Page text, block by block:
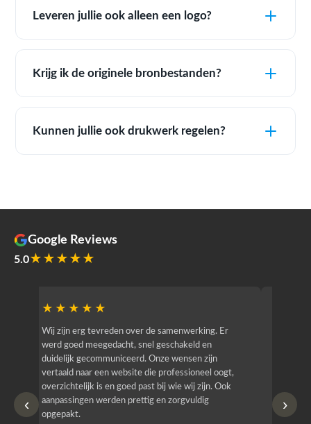
Leveren jullie ook alleen een logo?
Krijg ik de originele bronbestanden?
Kunnen jullie ook drukwerk regelen?
Google Reviews
5.0★★★★★
‹
★★★★★
Wij zijn erg tevreden over de samenwerking. Er
werd goed meegedacht, snel geschakeld en
duidelijk gecommuniceerd. Onze wensen zijn
vertaald naar een website die professioneel oogt,
overzichtelijk is en goed past bij wie wij zijn. Ook
aanpassingen werden prettig en zorgvuldig
opgepakt.
›